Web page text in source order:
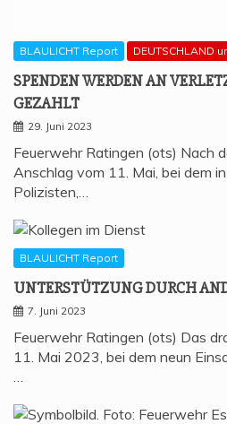
BLAULICHT Report DEUTSCHLAND
SPEN­DEN WER­DEN AN
GEZAHLT
29. Juni 2023
Feuerwehr Ratingen (ots) Nach
Anschlag vom 11. Mai, bei dem
Polizisten,…
BLAULICHT Report
UNTER­STÜT­ZUNG DURCH
7. Juni 2023
Feuerwehr Ratingen (ots) Das
11. Mai 2023, bei dem neun